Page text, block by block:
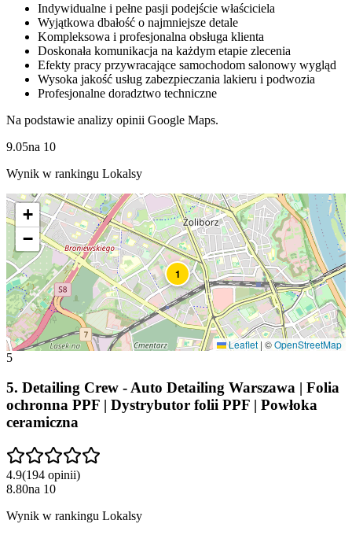
Indywidualne i pełne pasji podejście właściciela
Wyjątkowa dbałość o najmniejsze detale
Kompleksowa i profesjonalna obsługa klienta
Doskonała komunikacja na każdym etapie zlecenia
Efekty pracy przywracające samochodom salonowy wygląd
Wysoka jakość usług zabezpieczania lakieru i podwozia
Profesjonalne doradztwo techniczne
Na podstawie analizy opinii Google Maps.
9.05na 10
Wynik w rankingu Lokalsy
1
+
−
Leaflet | ©OpenStreetMap
5
5. Detailing Crew - Auto Detailing Warszawa | Folia
ochronna PPF | Dystrybutor folii PPF | Powłoka
ceramiczna
4.9(194 opinii)
8.80na 10
Wynik w rankingu Lokalsy